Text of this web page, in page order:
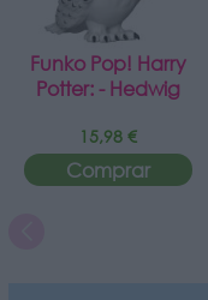
Funko Pop! Harry
Potter: - Hedwig
15,98 €
Comprar